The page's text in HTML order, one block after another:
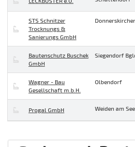
STS Schnitzer
Trocknungs &
Sanierungs GmbH
Bautenschutz Buschek
GmbH
Siegendorf
Wagner - Bau
Gesellschaft m.b.H.
Olbendorf
Progal GmbH Weiden am See